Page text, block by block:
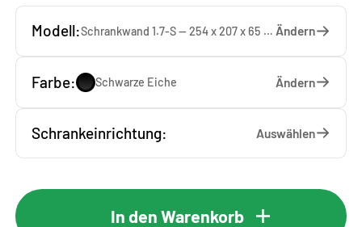
Modell: Schrankwand 1.7-S — 254 x 207 x 65 cm Ändern
Farbe: Schwarze Eiche Ändern
Schrankeinrichtung: Auswählen
In den Warenkorb